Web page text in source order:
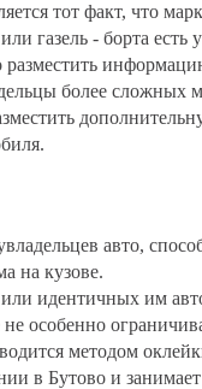
тот факт, что
газель - борта есть
разместить
более сложных
авто,
на кузове.
идентичных им
особенно
методом
в Бутово и